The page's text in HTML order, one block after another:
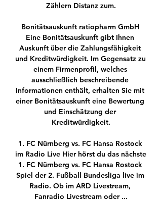
Zählern Distanz zum.
Bonitätsauskunft ratiopharm GmbH
Eine Bonitätsauskunft gibt Ihnen
Auskunft über die Zahlungsfähigkeit
und Kreditwürdigkeit. Im Gegensatz zu
einem Firmenprofil, welches
ausschließlich beschreibende
Informationen enthält, erhalten Sie mit
einer Bonitätsauskunft eine Bewertung
und Einschätzung der
Kreditwürdigkeit.
1. FC Nürnberg vs. FC Hansa Rostock
im Radio Live Hier hörst du das nächste
1. FC Nürnberg vs. FC Hansa Rostock
Spiel der 2. Fußball Bundesliga live im
Radio. Ob im ARD Livestream,
Fanradio Livestream oder ...